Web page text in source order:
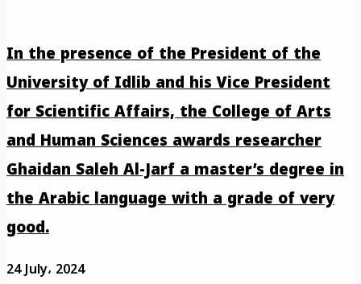
In the presence of the President of the
University of Idlib and his Vice President
for Scientific Affairs, the College of Arts
and Human Sciences awards researcher
Ghaidan Saleh Al-Jarf a master’s degree in
the Arabic language with a grade of very
good.
24 July، 2024